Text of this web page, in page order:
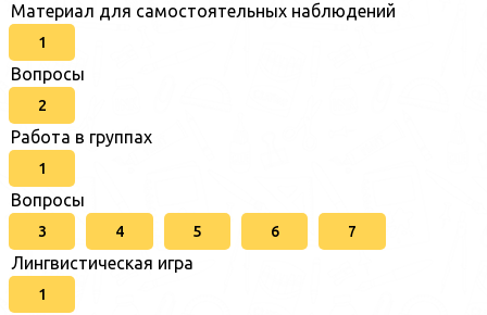
Материал для самостоятельных наблюдений
1
Вопросы
2
Работа в группах
1
Вопросы
3 4 5 6 7
Лингвистическая игра
1